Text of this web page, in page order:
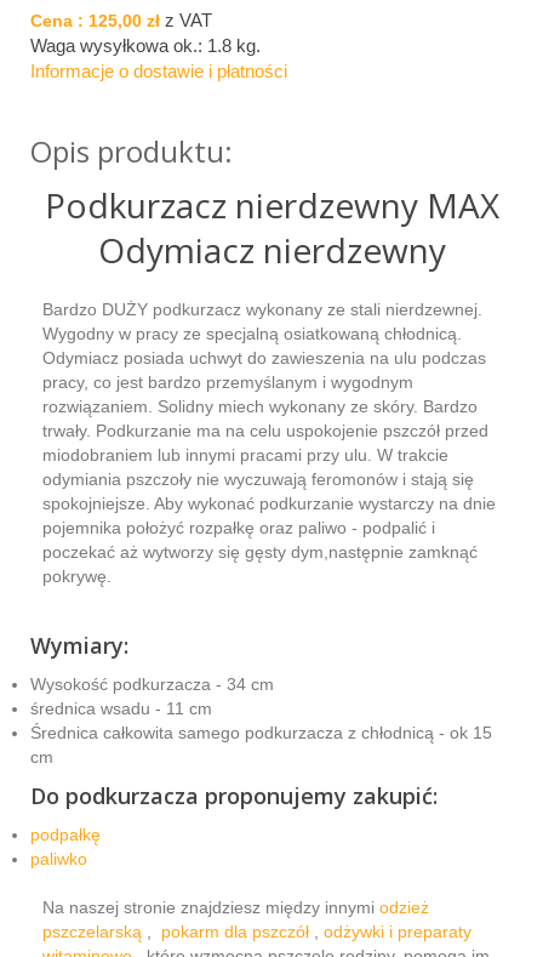
Cena : 125,00 zł z VAT
Waga wysyłkowa ok.: 1.8 kg.
Informacje o dostawie i płatności
Opis produktu:
Podkurzacz nierdzewny MAX
Odymiacz nierdzewny
Bardzo DUŻY podkurzacz wykonany ze stali nierdzewnej.
Wygodny w pracy ze specjalną osiatkowaną chłodnicą.
Odymiacz posiada uchwyt do zawieszenia na ulu podczas
pracy, co jest bardzo przemyślanym i wygodnym
rozwiązaniem. Solidny miech wykonany ze skóry. Bardzo
trwały. Podkurzanie ma na celu uspokojenie pszczół przed
miodobraniem lub innymi pracami przy ulu. W trakcie
odymiania pszczoły nie wyczuwają feromonów i stają się
spokojniejsze. Aby wykonać podkurzanie wystarczy na dnie
pojemnika położyć rozpałkę oraz paliwo - podpalić i
poczekać aż wytworzy się gęsty dym,następnie zamknąć
pokrywę.
Wymiary:
Wysokość podkurzacza - 34 cm
średnica wsadu - 11 cm
Średnica całkowita samego podkurzacza z chłodnicą - ok 15
cm
Do podkurzacza proponujemy zakupić:
podpałkę
paliwko
Na naszej stronie znajdziesz między innymi odzież
pszczelarską
pokarm dla pszczół
odżywki i preparaty